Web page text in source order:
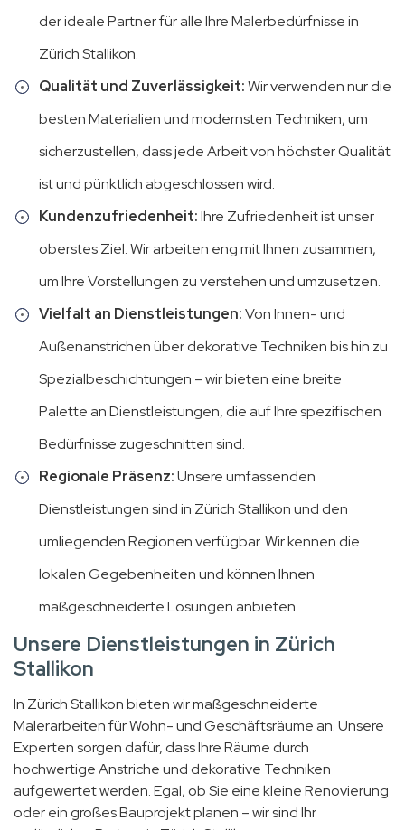
der ideale Partner für alle Ihre Malerbedürfnisse in
Zürich Stallikon.
Qualität und Zuverlässigkeit:Wir verwenden nur die
besten Materialien und modernsten Techniken, um
sicherzustellen, dass jede Arbeit von höchster Qualität
ist und pünktlich abgeschlossen wird.
Kundenzufriedenheit:Ihre Zufriedenheit ist unser
oberstes Ziel. Wir arbeiten eng mit Ihnen zusammen,
um Ihre Vorstellungen zu verstehen und umzusetzen.
Vielfalt an Dienstleistungen:Von Innen- und
Außenanstrichen über dekorative Techniken bis hin zu
Spezialbeschichtungen – wir bieten eine breite
Palette an Dienstleistungen, die auf Ihre spezifischen
Bedürfnisse zugeschnitten sind.
Regionale Präsenz:Unsere umfassenden
Dienstleistungen sind in Zürich Stallikon und den
umliegenden Regionen verfügbar. Wir kennen die
lokalen Gegebenheiten und können Ihnen
maßgeschneiderte Lösungen anbieten.
Unsere Dienstleistungen in Zürich
Stallikon
In Zürich Stallikon bieten wir maßgeschneiderte
Malerarbeiten für Wohn- und Geschäftsräume an. Unsere
Experten sorgen dafür, dass Ihre Räume durch
hochwertige Anstriche und dekorative Techniken
aufgewertet werden. Egal, ob Sie eine kleine Renovierung
oder ein großes Bauprojekt planen – wir sind Ihr